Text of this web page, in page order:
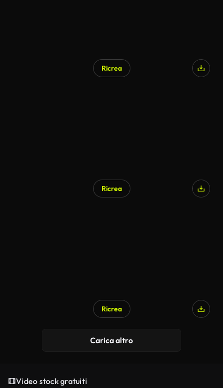
Ricrea
Ricrea
Ricrea
Carica altro
Video stock gratuiti